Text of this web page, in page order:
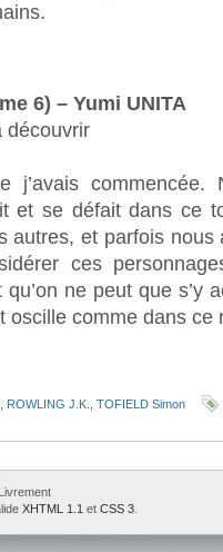
6) – Yumi UNITA
découvrir
j’avais commencée.
et se défait dans ce
autres, et parfois nous
ces
ne peut que s’y
oscille comme dans ce
ROWLING J.K. TOFIELD Simon
XHTML 1.1 et CSS 3